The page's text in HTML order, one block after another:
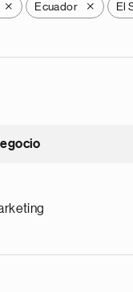
X Ecuador X El